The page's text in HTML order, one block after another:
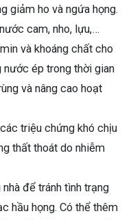
giảm ho và ngứa họng.
cam, nho, lựu,…
và khoáng chất cho
nước ép trong thời gian
và nâng cao hoạt
triệu chứng khó chịu
thất thoát do nhiễm
để tránh tình trạng
hầu họng. Có thể thêm